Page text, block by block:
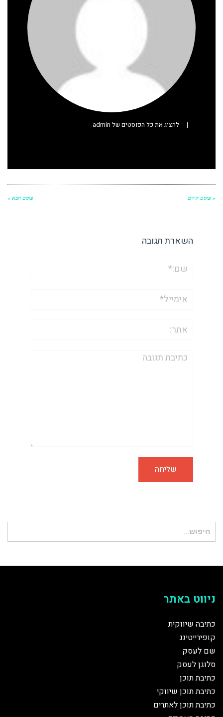
| להציג את כל הפוסטים של admin
« פוסט קודם פוסט הבא »
השארת תגובה
אימייל*
תגובה
עבור:
ניווט באתר
כתיבה שיווקית
קופירייטינג
שם לעסק
סלוגן לעסק
כתיבת תוכן
כתיבת תוכן שיווקי
כתיבת תוכן לאתרים